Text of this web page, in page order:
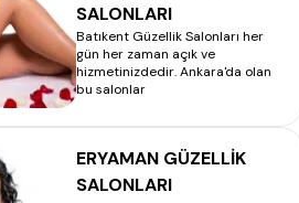
SALONLARI
Batıkent Güzellik Salonları her
gün her zaman açık ve
hizmetinizdedir. Ankara'da olan
bu salonlar
ERYAMAN GÜZELLİK
SALONLARI